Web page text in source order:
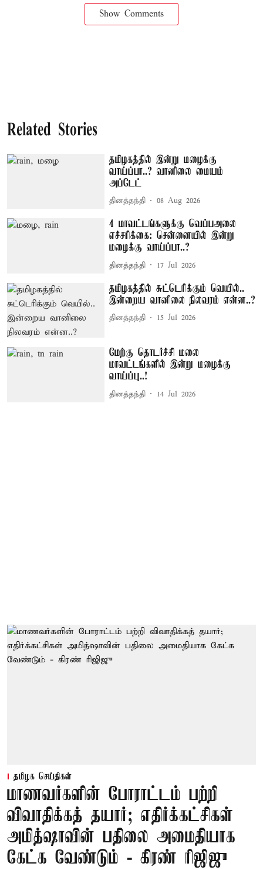
Show Comments
Related Stories
தமிழகத்தில் இன்று மழைக்கு
வாய்ப்பா..? வானிலை மையம்
அப்டேட்
தினத்தந்தி 08 Aug 2026
4 மாவட்டங்களுக்கு வெப்பஅலை
எச்சரிக்கை: சென்னையில் இன்று
மழைக்கு வாய்ப்பா..?
தினத்தந்தி 17 Jul 2026
தமிழகத்தில் சுட்டெரிக்கும் வெயில்..
இன்றைய வானிலை நிலவரம் என்ன..?
தினத்தந்தி 15 Jul 2026
மேற்கு தொடர்ச்சி மலை
மாவட்டங்களில் இன்று மழைக்கு
வாய்ப்பு..!
தினத்தந்தி 14 Jul 2026
தமிழக செய்திகள்
மாணவர்களின் போராட்டம் பற்றி
விவாதிக்கத் தயார்; எதிர்க்கட்சிகள்
அமித்ஷாவின் பதிலை அமைதியாக
கேட்க வேண்டும் - கிரண் ரிஜிஜு